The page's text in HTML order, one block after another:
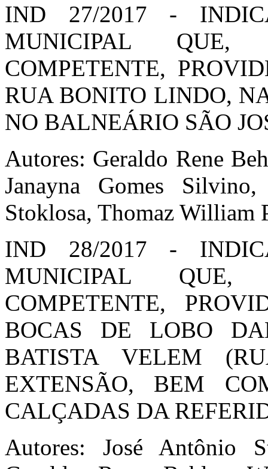
IND 27/2017 -
MUNICIPAL QUE,
COMPETENTE,
RUA BONITO LINDO,
NO BALNEÁRIO SÃO
Autores: Geraldo Rene
Janayna Gomes
Stoklosa, Thomaz William
IND 28/2017 -
MUNICIPAL
COMPETENTE,
BOCAS DE LOBO
BATISTA VELEM
EXTENSÃO, BEM
CALÇADAS DA
Autores: José Antônio